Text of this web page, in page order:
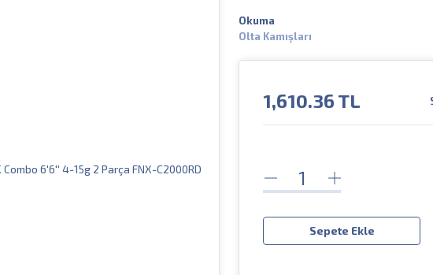
Okuma
Olta Kamışları
1,610.36 TL
Sepete Ekle